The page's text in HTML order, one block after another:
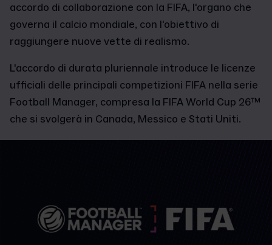
accordo di collaborazione con la FIFA, l'organo che
governa il calcio mondiale, con l'obiettivo di
raggiungere nuove vette di realismo.
L'accordo di durata pluriennale introduce le licenze
ufficiali delle principali competizioni FIFA nella serie
Football Manager, compresa la FIFA World Cup 26™
che si svolgerà in Canada, Messico e Stati Uniti.